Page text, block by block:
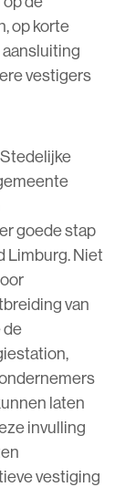
op korte
vestigers
goede stap
Limburg. Niet
van
de
laten
invulling
vestiging